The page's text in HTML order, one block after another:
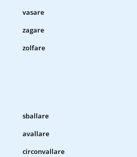
vasare
zagare
zolfare
sballare
avallare
circonvallare